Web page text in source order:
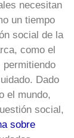
necesitan
un tiempo
social de la
como el
Dado
el mundo,
social,
sobre